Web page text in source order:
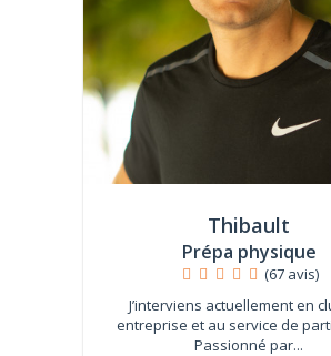
Thibault
Prépa physique
(67 avis)
J’interviens actuellement en
entreprise et au service de
Passionné par...